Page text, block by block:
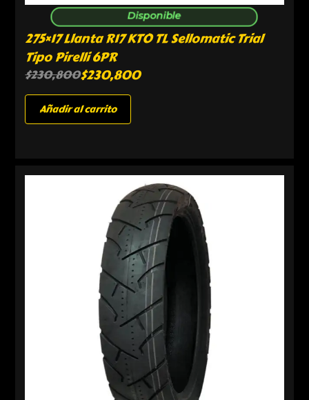
Disponible
275×17 Llanta R17 KTO TL Sellomatic Trial
Tipo Pirelli 6PR
$230,800$230,800
Añadir al carrito